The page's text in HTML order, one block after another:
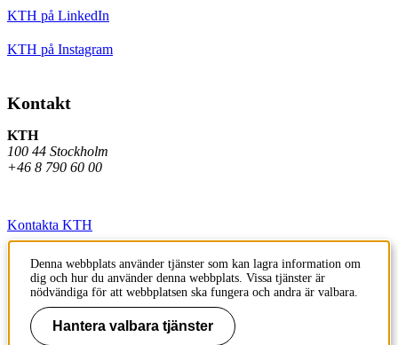
KTH på LinkedIn
KTH på Instagram
Kontakt
KTH
100 44 Stockholm
+46 8 790 60 00
Kontakta KTH
Jobba på KTH
Press och media
Faktura och betalning KTH
Denna webbplats använder tjänster som kan lagra information om
dig och hur du använder denna webbplats. Vissa tjänster är
nödvändiga för att webbplatsen ska fungera och andra är valbara.
Hantera valbara tjänster